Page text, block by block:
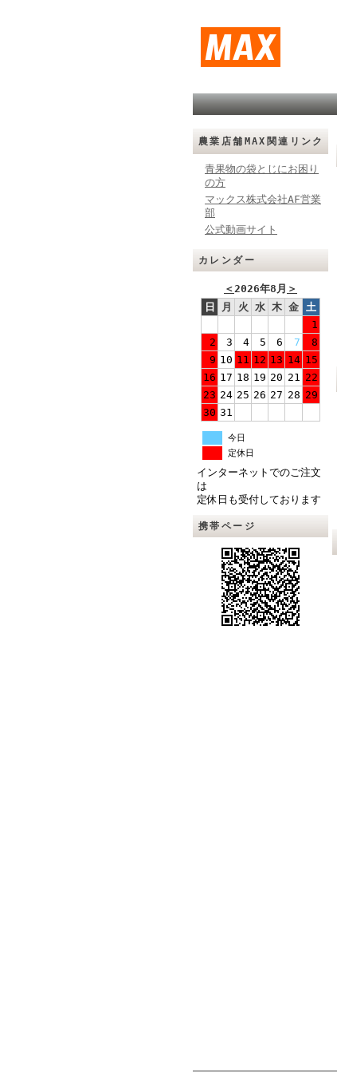
農業店舗MAX関連リンク
青果物の袋とじにお困り
の方
マックス株式会社AF営業
部
公式動画サイト
カレンダー
＜2026年8月 ＞
日
月 火 水 木 金 土
1
2
3 4 5 6 7
8
9 10 11 12 13 14 15
16 17 18 19 20 21 22
23 24 25 26 27 28 29
30 31
今日
定休日
インターネットでのご注文
は
定休日も受付しております
携帯ページ